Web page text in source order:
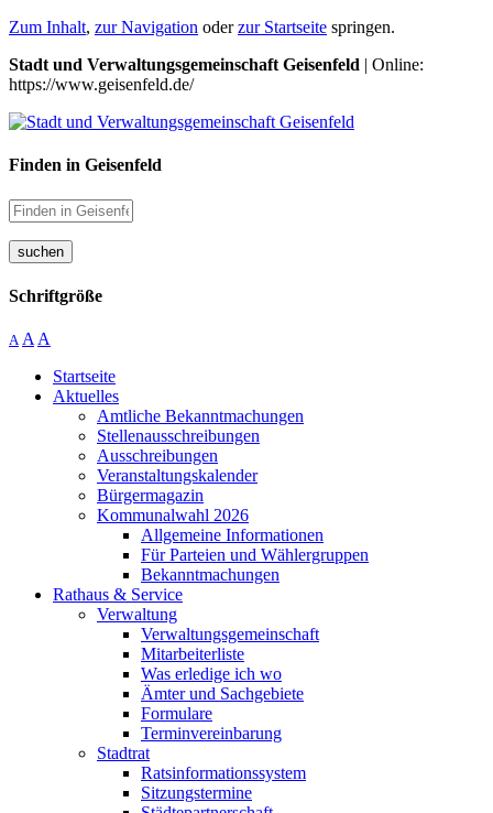
Zum Inhalt, zur Navigation oderzur Startseite springen.
Stadt und Verwaltungsgemeinschaft Geisenfeld | Online:
https://www.geisenfeld.de/
Finden in Geisenfeld
suchen
Schriftgröße
A A A
Startseite
Aktuelles
Amtliche Bekanntmachungen
Stellenausschreibungen
Ausschreibungen
Veranstaltungskalender
Bürgermagazin
Kommunalwahl 2026
Allgemeine Informationen
Für Parteien und Wählergruppen
Bekanntmachungen
Rathaus & Service
Verwaltung
Verwaltungsgemeinschaft
Mitarbeiterliste
Was erledige ich wo
Ämter und Sachgebiete
Formulare
Terminvereinbarung
Stadtrat
Ratsinformationssystem
Sitzungstermine